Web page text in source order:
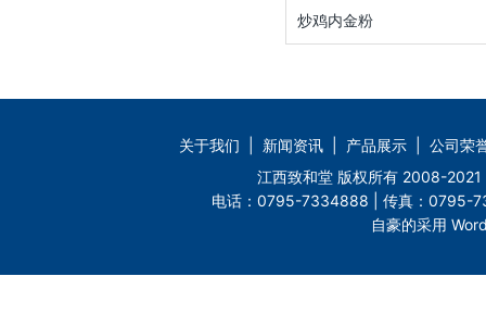
炒鸡内金粉
关于我们 新闻资讯 产品展示
公司荣
江西致和堂 版权所有 2008-
电话：0795-7334888 | 传真：0795-
自豪的采用